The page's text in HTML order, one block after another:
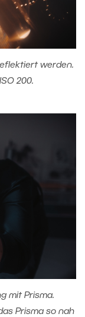
werden.
200.
mit Prisma.
Prisma so nah